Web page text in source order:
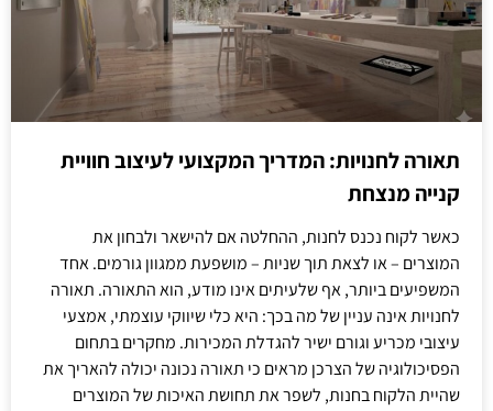
תאורה לחנויות: המדריך המקצועי לעיצוב חוויית
קנייה מנצחת
כאשר לקוח נכנס לחנות, ההחלטה אם להישאר ולבחון את
המוצרים – או לצאת תוך שניות – מושפעת ממגוון גורמים. אחד
המשפיעים ביותר, אף שלעיתים אינו מודע, הוא התאורה. תאורה
לחנויות אינה עניין של מה בכך: היא כלי שיווקי עוצמתי, אמצעי
עיצובי מכריע וגורם ישיר להגדלת המכירות. מחקרים בתחום
הפסיכולוגיה של הצרכן מראים כי תאורה נכונה יכולה להאריך את
שהיית הלקוח בחנות, לשפר את תחושת האיכות של המוצרים